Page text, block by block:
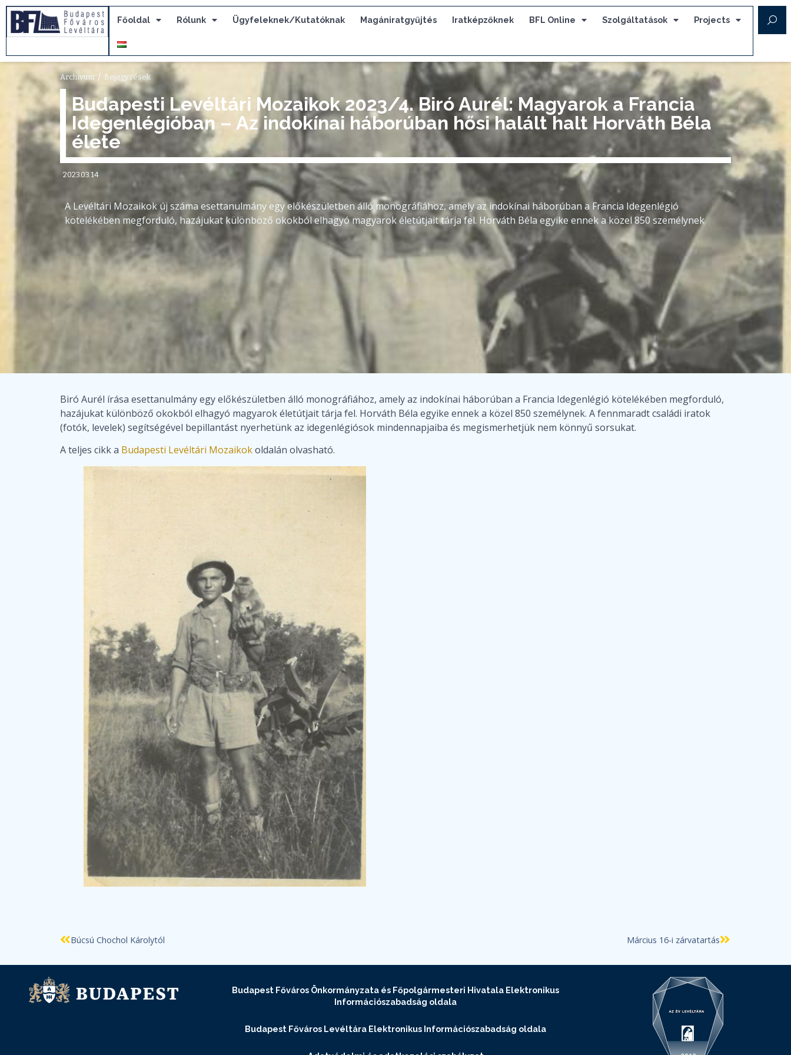
Főoldal Rólunk Ügyfeleknek/Kutatóknak Magániratgyűjtés Iratképzőknek BFL Online Szolgáltatások Projects
Archívum / Bejegyzések
Budapesti Levéltári Mozaikok 2023/4. Biró Aurél: Magyarok a Francia
Idegenlégióban – Az indokínai háborúban hősi halált halt Horváth Béla
élete
2023.03.14
A Levéltári Mozaikok új száma esettanulmány egy előkészületben álló monográfiához, amely az indokínai háborúban a Francia Idegenlégió
kötelékében megforduló, hazájukat különböző okokból elhagyó magyarok életútjait tárja fel. Horváth Béla egyike ennek a közel 850 személynek
Biró Aurél írása esettanulmány egy előkészületben álló monográfiához, amely az indokínai háborúban a Francia Idegenlégió kötelékében megforduló,
hazájukat különböző okokból elhagyó magyarok életútjait tárja fel. Horváth Béla egyike ennek a közel 850 személynek. A fennmaradt családi iratok
(fotók, levelek) segítségével bepillantást nyerhetünk az idegenlégiósok mindennapjaiba és megismerhetjük nem könnyű sorsukat.
A teljes cikk a Budapesti Levéltári Mozaikokoldalán olvasható.
Búcsú Chochol Károlytól Március 16-i zárvatartás
Budapest Főváros Önkormányzata és Főpolgármesteri Hivatala Elektronikus
Információszabadság oldala
Budapest Főváros Levéltára Elektronikus Információszabadság oldala